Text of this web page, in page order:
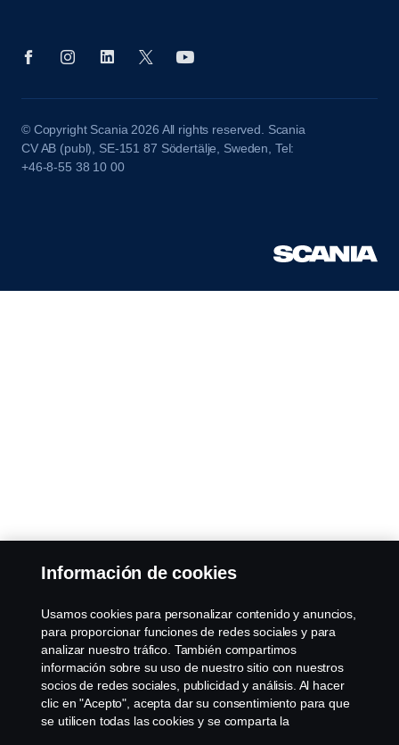
© Copyright Scania 2026 All rights reserved. Scania
CV AB (publ), SE-151 87 Södertälje, Sweden, Tel:
+46-8-55 38 10 00
Información de cookies
Usamos cookies para personalizar contenido y anuncios,
para proporcionar funciones de redes sociales y para
analizar nuestro tráfico. También compartimos
información sobre su uso de nuestro sitio con nuestros
socios de redes sociales, publicidad y análisis. Al hacer
clic en "Acepto", acepta dar su consentimiento para que
se utilicen todas las cookies y se comparta la